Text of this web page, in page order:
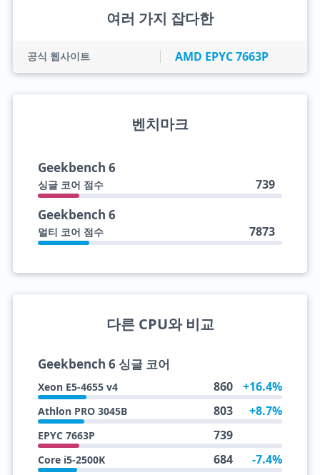
여러 가지 잡다한
공식 웹사이트 AMD EPYC 7663P
벤치마크
Geekbench 6
싱글 코어 점수 739
Geekbench 6
멀티 코어 점수 7873
다른 CPU와 비교
Geekbench 6 싱글 코어
Xeon E5-4655 v4 860 +16.4%
Athlon PRO 3045B 803 +8.7%
EPYC 7663P 739
Core i5-2500K 684 -7.4%